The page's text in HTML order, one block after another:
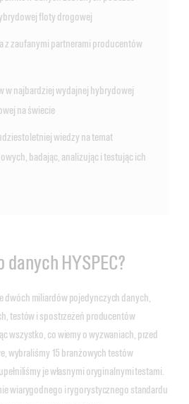
floty drogowej
z zaufanymi partnerami producentów
w najbardziej wydajnej hybrydowej
na świecie
wiedzy na temat
badając, analizując i testując ich
HYSPEC?
dwóch miliardów pojedynczych danych,
testów i spostrzeżeń producentów
wszystko, co wiemy o wyzwaniach, przed
wybraliśmy 15 branżowych testów
je własnymi oryginalnymi testami.
wiarygodnego i rygorystycznego standardu